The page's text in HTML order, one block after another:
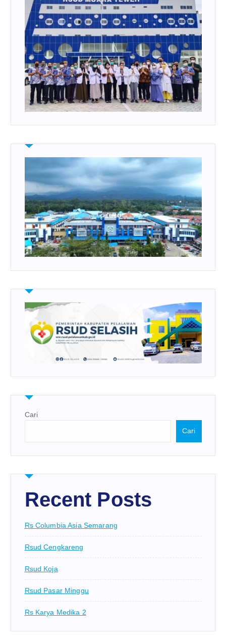
Cari
Cari
Recent Posts
Rs Columbia Asia Semarang
Rsud Cengkareng
Rsud Koja
Rsud Pasar Minggu
Rs Karya Medika 2